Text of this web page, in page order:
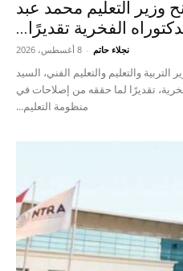
وزير التعليم محمد عبد
الفخرية تقديرًا...
نجلاء حاتم - 8 أغسطس، 2026
والتعليم والتعليم الفني، السيد
تقديرًا لما حققه من إصلاحات في
منظومة التعليم...